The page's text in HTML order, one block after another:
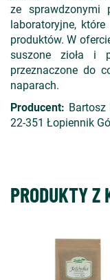
ze sprawdzonymi
laboratoryjne,
produktów. W
suszone zioła i
przeznaczone do
naparach.
Producent:
22-351 Łopiennik
PRODUKTY Z